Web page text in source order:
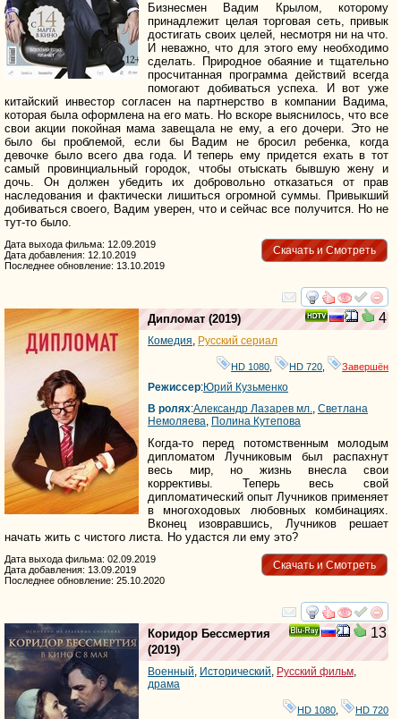
Бизнесмен Вадим Крылом, которому
принадлежит целая торговая сеть, привык
достигать своих целей, несмотря ни на что.
И неважно, что для этого ему необходимо
сделать. Природное обаяние и тщательно
просчитанная программа действий всегда
помогают добиваться успеха. И вот уже
китайский инвестор согласен на партнерство в компании Вадима,
которая была оформлена на его мать. Но вскоре выяснилось, что все
свои акции покойная мама завещала не ему, а его дочери. Это не
было бы проблемой, если бы Вадим не бросил ребенка, когда
девочке было всего два года. И теперь ему придется ехать в тот
самый провинциальный городок, чтобы отыскать бывшую жену и
дочь. Он должен убедить их добровольно отказаться от прав
наследования и фактически лишиться огромной суммы. Привыкший
добиваться своего, Вадим уверен, что и сейчас все получится. Но не
тут-то было.
Скачать и Смотреть
Дата выхода фильма: 12.09.2019
Дата добавления: 12.10.2019
Последнее обновление: 13.10.2019
смотреть
4
Дипломат (2019)
Комедия, Русский сериал
HD 1080 HD 720 Завершён
Режиссер:Юрий Кузьменко
В ролях:Александр Лазарев мл., Светлана
Немоляева, Полина Кутепова
Когда-то перед потомственным молодым
дипломатом Лучниковым был распахнут
весь мир, но жизнь внесла свои
коррективы. Теперь весь свой
дипломатический опыт Лучников применяет
в многоходовых любовных комбинациях.
Вконец изовравшись, Лучников решает
начать жить с чистого листа. Но удастся ли ему это?
Скачать и Смотреть
Дата выхода фильма: 02.09.2019
Дата добавления: 13.09.2019
Последнее обновление: 25.10.2020
смотреть
13
Коридор Бессмертия
(2019)
Военный Исторический Русский фильм
драма
HD 1080 HD 720